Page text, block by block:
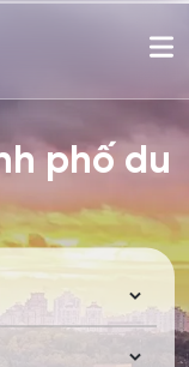
phố du